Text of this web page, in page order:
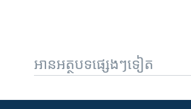
អានអត្ថបទផ្សេងៗទៀត